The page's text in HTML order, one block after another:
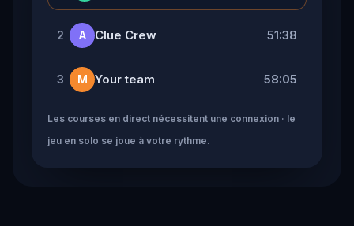
2 A Clue Crew 51:38
3 M Your team 58:05
Les courses en direct nécessitent une connexion · le
jeu en solo se joue à votre rythme.